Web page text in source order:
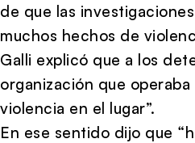
de que las
muchos hechos de
Galli explicó que a los
organización que
violencia en el lugar”.
En ese sentido dijo que